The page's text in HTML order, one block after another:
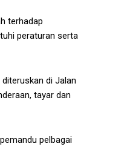
terhadap
peraturan serta
di Jalan
tayar dan
pelbagai